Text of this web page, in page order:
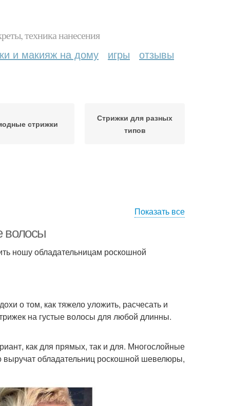
техника нанесения
и макияж на дому игры отзывы
стрижки
Стрижки для разных
типов
Показать все
волосы
ношу обладательницам роскошной
о том, как тяжело уложить, расчесать и
на густые волосы для любой длинны.
как для прямых, так и для. Многослойные
выручат обладательниц роскошной шевелюры,